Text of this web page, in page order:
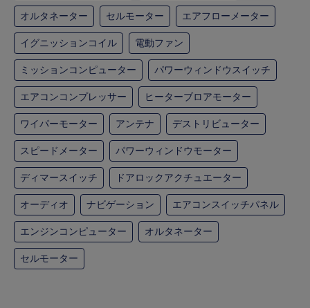
オルタネーター セルモーター エアフローメーター
イグニッションコイル 電動ファン
ミッションコンピューター パワーウィンドウスイッチ
エアコンコンプレッサー ヒーターブロアモーター
ワイパーモーター アンテナ デストリビューター
スピードメーター パワーウィンドウモーター
ディマースイッチ ドアロックアクチュエーター
オーディオ ナビゲーション エアコンスイッチパネル
エンジンコンピューター オルタネーター
セルモーター